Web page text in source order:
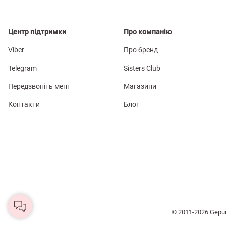
Центр підтримки
Viber
Telegram
Передзвоніть мені
Контакти
Про компанію
Про бренд
Sisters Club
Магазини
Блог
© 2011-2026